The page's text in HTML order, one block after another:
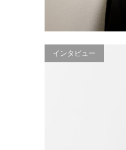
インタビュー